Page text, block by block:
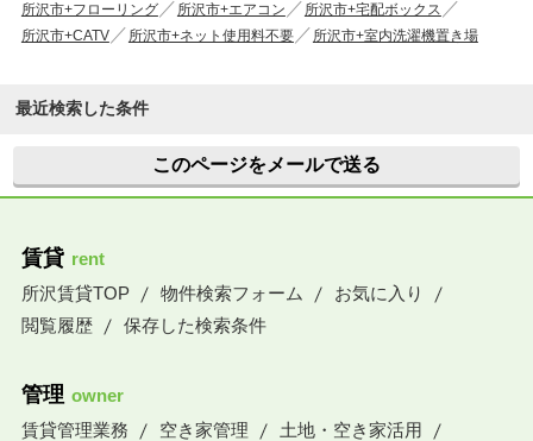
所沢市+フローリング
所沢市+エアコン
所沢市+宅配ボックス
所沢市+CATV
所沢市+ネット使用料不要 所沢市+室内洗濯機置き場
最近検索した条件
このページをメールで送る
賃貸 rent
所沢賃貸TOP
物件検索フォーム
お気に入り
閲覧履歴
保存した検索条件
管理 owner
賃貸管理業務
空き家管理
土地・空き家活用